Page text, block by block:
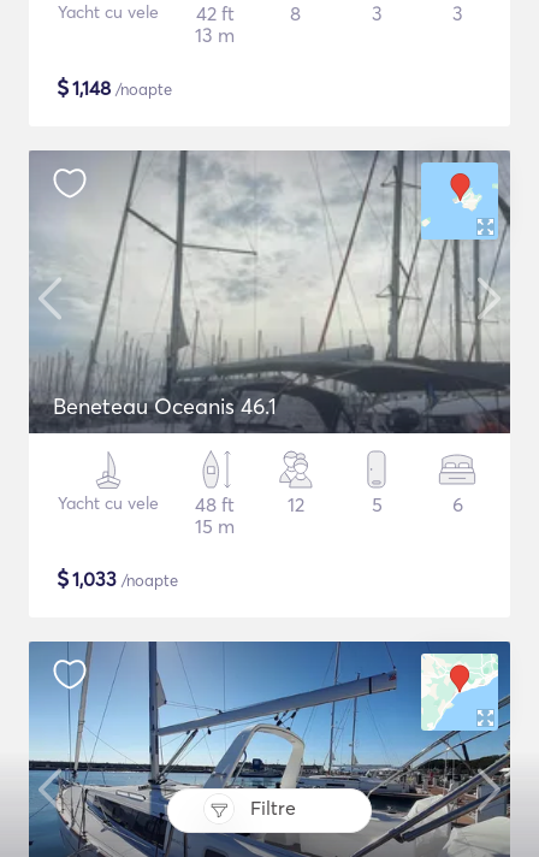
Filtre
Yacht cu vele
42 ft
13 m
8 3 3
$1,148 /noapte
Beneteau Oceanis 46.1
Yacht cu vele
48 ft
15 m
12 5 6
$1,033 /noapte